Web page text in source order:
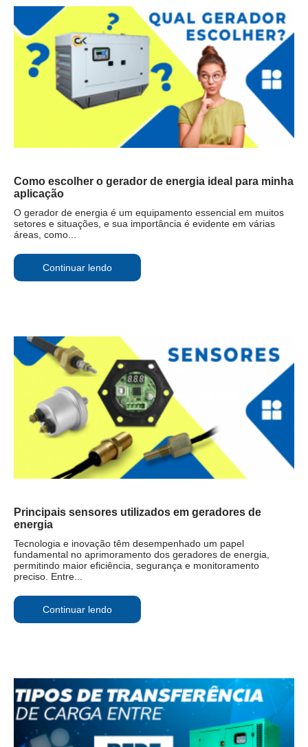
Como escolher o gerador de energia ideal para minha
aplicação
O gerador de energia é um equipamento essencial em muitos
setores e situações, e sua importância é evidente em várias
áreas, como...
Continuar lendo
Principais sensores utilizados em geradores de
energia
Tecnologia e inovação têm desempenhado um papel
fundamental no aprimoramento dos geradores de energia,
permitindo maior eficiência, segurança e monitoramento
preciso. Entre...
Continuar lendo